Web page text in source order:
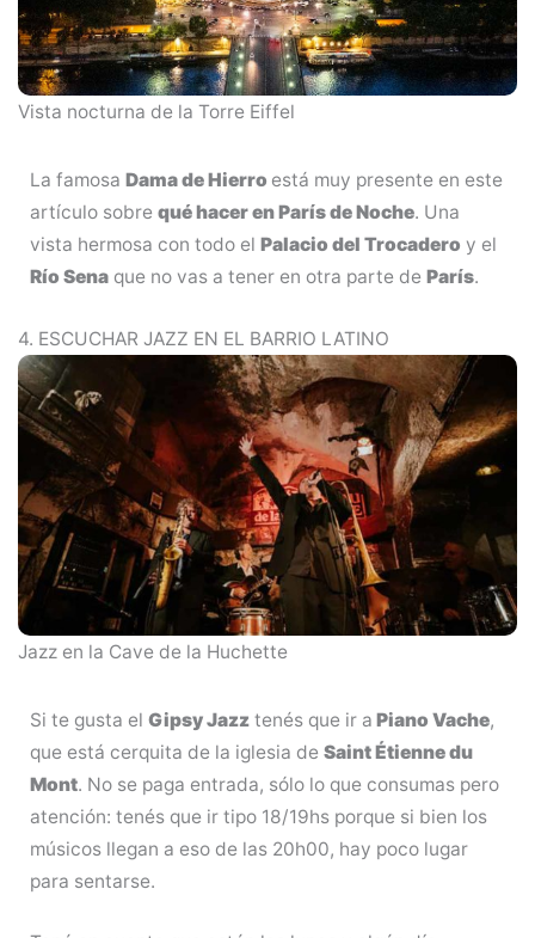
Vista nocturna de la Torre Eiffel
La famosa Dama de Hierro está muy presente en este
artículo sobre qué hacer en París de Noche. Una
vista hermosa con todo el Palacio del Trocadero y el
Río Sena que no vas a tener en otra parte de París.
4. ESCUCHAR JAZZ EN EL BARRIO LATINO
Jazz en la Cave de la Huchette
Si te gusta el Gipsy Jazz tenés que ir a Piano Vache,
que está cerquita de la iglesia de Saint Étienne du
Mont. No se paga entrada, sólo lo que consumas pero
atención: tenés que ir tipo 18/19hs porque si bien los
músicos llegan a eso de las 20h00, hay poco lugar
para sentarse.